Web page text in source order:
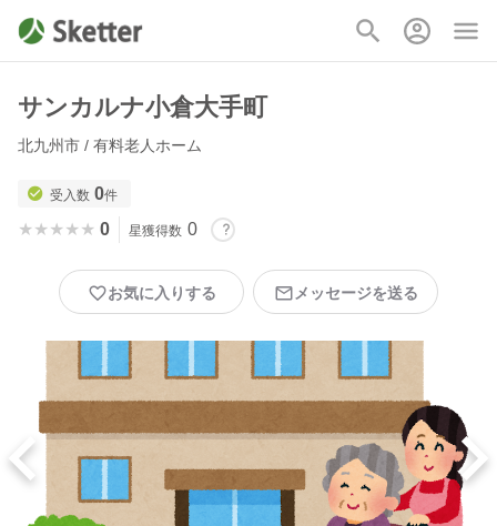
サンカルナ小倉大手町
北九州市 / 有料老人ホーム
受入数 0件
★★★★★
★★★★★ 0 星獲得数 0
お気に入りする メッセージを送る